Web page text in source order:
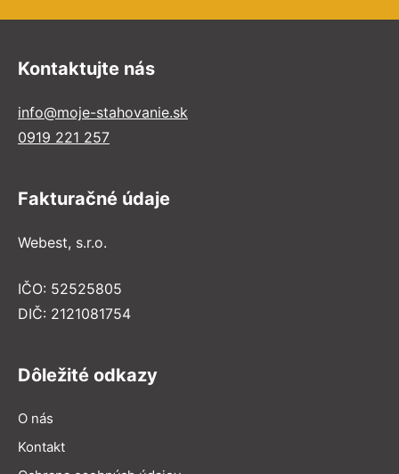
Kontaktujte nás
info@moje-stahovanie.sk
0919 221 257
Fakturačné údaje
Webest, s.r.o.
IČO: 52525805
DIČ: 2121081754
Dôležité odkazy
O nás
Kontakt